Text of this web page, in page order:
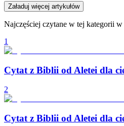
Załaduj więcej artykułów
Najczęściej czytane w tej kategorii w
1
Cytat z Biblii od Aletei dla
2
Cytat z Biblii od Aletei dla